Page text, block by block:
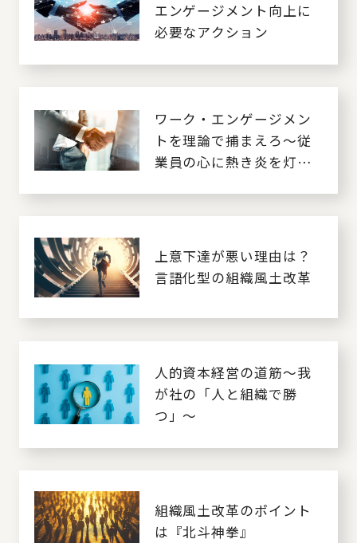
エンゲージメント向上に
必要なアクション
ワーク・エンゲージメン
トを理論で捕まえろ～従
業員の心に熱き炎を灯す
上意下達が悪い理由は？
言語化型の組織風土改革
人的資本経営の道筋～我
が社の「人と組織で勝
つ」～
組織風土改革のポイント
は『北斗神拳』